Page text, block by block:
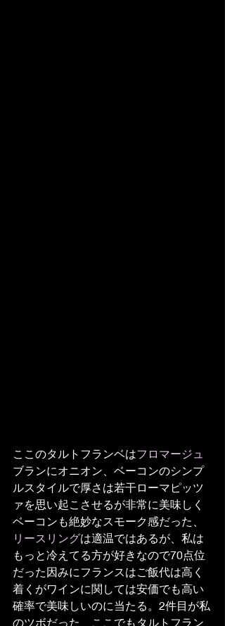
ここのタルトフランベはフロマージュ
ブランにオニオン、ベーコンのシンプ
ルスタイルで厚さは若干ローマピッツ
ァを思い起こさせるが非常に美味しく
ベーコンも絶妙なスモーク感だった、
リースリングは適温ではあるが、私は
もっと冷えてる方が好きなので70点位
だった因みにフランスはご飯代は高く
着くがワインに関しては安価でも高い
確率で美味しいのに当たる。2件目が私
のツボだった、ここでもタルトフラン